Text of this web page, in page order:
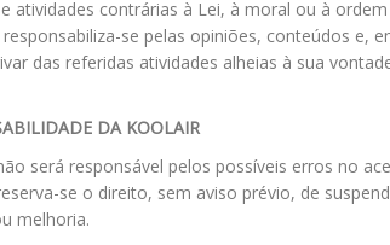
atividades contrárias à Lei, à moral ou à
se pelas opiniões, conteúdos e,
das referidas atividades alheias à sua
DA KOOLAIR
será responsável pelos possíveis erros no
se o direito, sem aviso prévio, de
melhoria.